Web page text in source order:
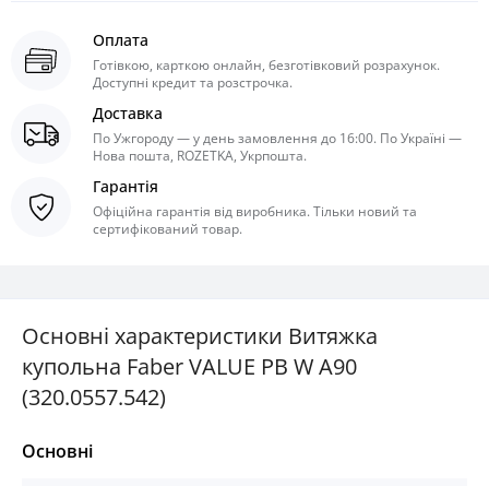
Оплата
Готівкою, карткою онлайн, безготівковий розрахунок.
Доступні кредит та розстрочка.
Доставка
По Ужгороду — у день замовлення до 16:00. По Україні —
Нова пошта, ROZETKA, Укрпошта.
Гарантія
Офіційна гарантія від виробника. Тільки новий та
сертифікований товар.
Основні характеристики Витяжка
купольна Faber VALUE PB W A90
(320.0557.542)
Основні